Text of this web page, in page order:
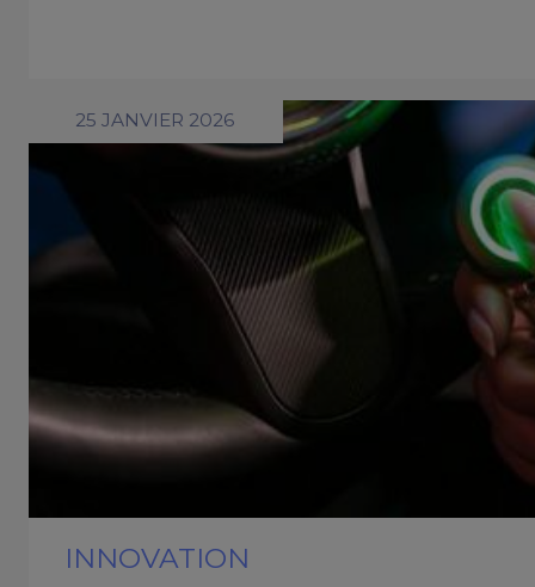
25 JANVIER 2026
INNOVATION